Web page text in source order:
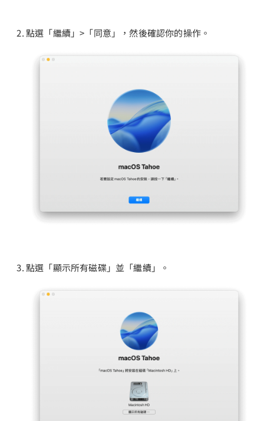
點選「繼續」>「同意」，然後確認你的操作。
點選「顯示所有磁碟」並「繼續」。